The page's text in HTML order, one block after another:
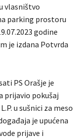
vlasništvo
parking prostoru
godine
je izdana Potvrda
PS Orašje je
prijavio pokušaj
u sušnici za meso
je upućena
prijave i